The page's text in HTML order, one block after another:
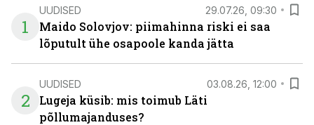
1
UUDISED 29.07.26, 09:30
Maido Solovjov: piimahinna riski ei saa
lõputult ühe osapoole kanda jätta
2
UUDISED 03.08.26, 12:00
Lugeja küsib: mis toimub Läti
põllumajanduses?